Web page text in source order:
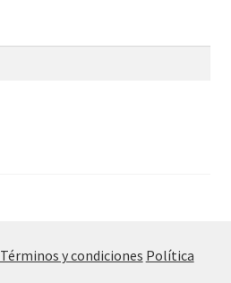
Términos y condiciones Política